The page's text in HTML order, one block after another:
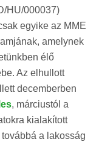
HU/000037)
egyike az MME
amelynek
élő
Az elhullott
decemberben
, márciustól a
kialakított
továbbá a lakosság